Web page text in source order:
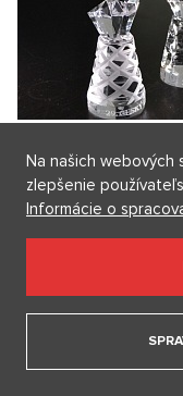
tomu bude aj
Skúsme sa obzrieť za
odovzdávanie cien
Na našich webových
zlepšenie
Informácie o